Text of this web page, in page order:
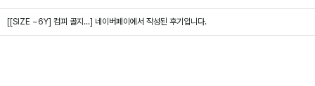
[[SIZE ~6Y] 컴피 골지...] 네이버페이에서 작성된 후기입니다.